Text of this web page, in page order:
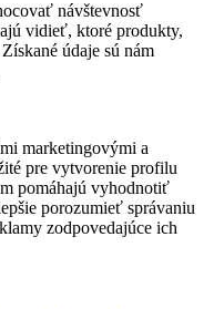
návštevnosť
vidieť, ktoré produkty,
údaje sú nám
marketingovými a
pre vytvorenie profilu
pomáhajú vyhodnotiť
porozumieť správaniu
zodpovedajúce ich